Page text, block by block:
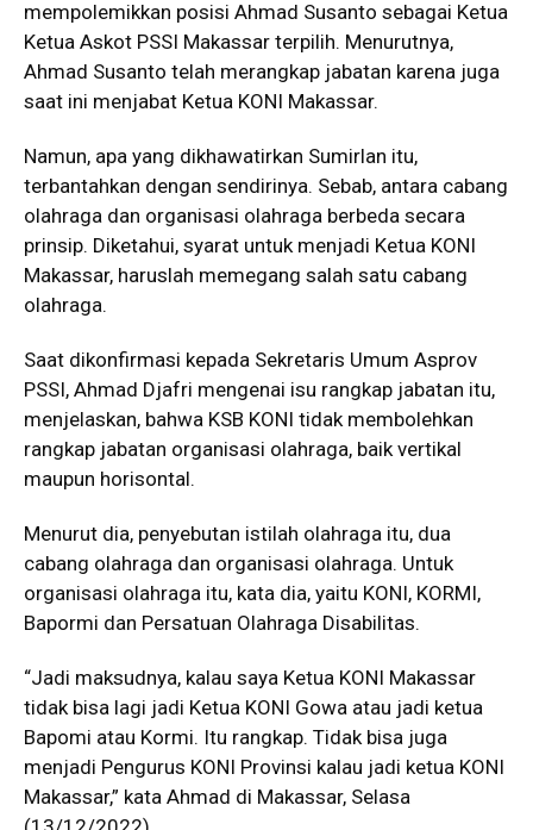
mempolemikkan posisi Ahmad Susanto sebagai Ketua
Ketua Askot PSSI Makassar terpilih. Menurutnya,
Ahmad Susanto telah merangkap jabatan karena juga
saat ini menjabat Ketua KONI Makassar.
Namun, apa yang dikhawatirkan Sumirlan itu,
terbantahkan dengan sendirinya. Sebab, antara cabang
olahraga dan organisasi olahraga berbeda secara
prinsip. Diketahui, syarat untuk menjadi Ketua KONI
Makassar, haruslah memegang salah satu cabang
olahraga.
Saat dikonfirmasi kepada Sekretaris Umum Asprov
PSSI, Ahmad Djafri mengenai isu rangkap jabatan itu,
menjelaskan, bahwa KSB KONI tidak membolehkan
rangkap jabatan organisasi olahraga, baik vertikal
maupun horisontal.
Menurut dia, penyebutan istilah olahraga itu, dua
cabang olahraga dan organisasi olahraga. Untuk
organisasi olahraga itu, kata dia, yaitu KONI, KORMI,
Bapormi dan Persatuan Olahraga Disabilitas.
“Jadi maksudnya, kalau saya Ketua KONI Makassar
tidak bisa lagi jadi Ketua KONI Gowa atau jadi ketua
Bapomi atau Kormi. Itu rangkap. Tidak bisa juga
menjadi Pengurus KONI Provinsi kalau jadi ketua KONI
Makassar,” kata Ahmad di Makassar, Selasa